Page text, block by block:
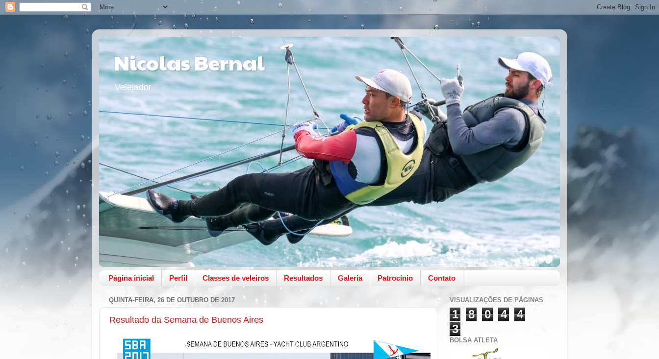
Nicolas Bernal
Velejador
Página inicial Perfil Classes de veleiros Resultados Galeria Patrocínio Contato
QUINTA-FEIRA, 26 DE OUTUBRO DE 2017
Resultado da Semana de Buenos Aires
VISUALIZAÇÕES DE PÁGINAS
1 8 0 4
4
3
BOLSA ATLETA